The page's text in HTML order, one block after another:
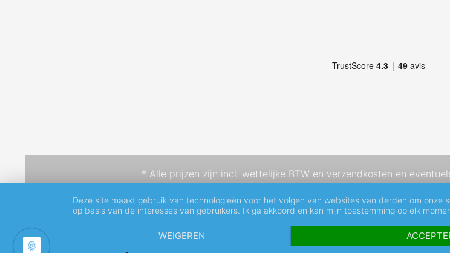
* Alle prijzen zijn incl. wettelijke BTW en verzendkosten en
Deze site maakt gebruik van technologieën voor het volgen van websites van derden om
op basis van de interesses van gebruikers. Ik ga akkoord en kan mijn toestemming op elk
WEIGEREN